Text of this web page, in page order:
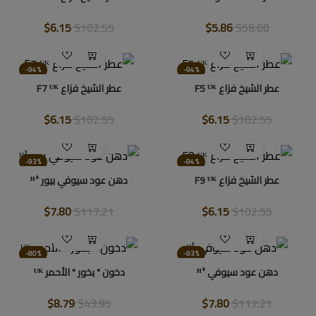
$58.60
$5.86
$102.55
$6.15
-94%
عطر الشيخ فزاع F5 ᵁᴷ
$102.55
$6.15
-94%
عطر الشيخ فزاع F7 ᵁᴷ
$102.55
$6.15
-94%
عطر الشيخ فزاع F9 ᵁᴷ
$102.55
$6.15
-93%
دهن عود سيوفي بيور ᴴ²
$117.21
$7.80
-93%
دهن عود سيوفي ᴴ²
$117.21
$7.80
-80%
دخون " بخور " الأحمر ᵁᴷ
$43.95
$8.79